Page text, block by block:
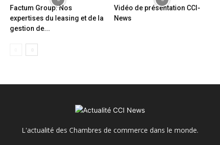
Factum Group: Nos
expertises du leasing et de la
gestion de...
Vidéo de présentation CCI-
News
L'actualité des Chambres de commerce dans le monde.